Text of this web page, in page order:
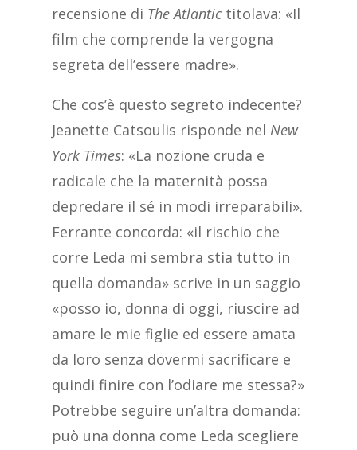
recensione di The Atlantic titolava: «Il
film che comprende la vergogna
segreta dell’essere madre».
Che cos’è questo segreto indecente?
Jeanette Catsoulis risponde nel New
York Times: «La nozione cruda e
radicale che la maternità possa
depredare il sé in modi irreparabili».
Ferrante concorda: «il rischio che
corre Leda mi sembra stia tutto in
quella domanda» scrive in un saggio
«posso io, donna di oggi, riuscire ad
amare le mie figlie ed essere amata
da loro senza dovermi sacrificare e
quindi finire con l’odiare me stessa?»
Potrebbe seguire un’altra domanda:
può una donna come Leda scegliere